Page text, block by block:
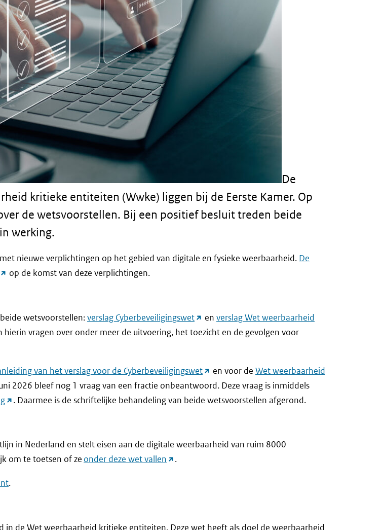
De
kritieke entiteiten (Wwke) liggen bij de Eerste Kamer. Op
de wetsvoorstellen. Bij een positief besluit treden beide
werking.
nieuwe verplichtingen op het gebied van digitale en fysieke weerbaarheid. De
(link
website)
op de komst van deze verplichtingen.
wetsvoorstellen:verslag Cyberbeveiligingswet(link
naar
en verslag Wet weerbaarheid
hierin vragen over onder meer de uitvoering, het toezicht en de gevolgen voor
van het verslag voor de Cyberbeveiligingswet(link
naar
andere
en voor de Wet weerbaarheid
2026 bleef nog 1 vraag van een fractie onbeantwoord. Deze vraag is inmiddels
(link
website)
. Daarmee is de schriftelijke behandeling van beide wetsvoorstellen afgerond.
in Nederland en stelt eisen aan de digitale weerbaarheid van ruim 8000
om te toetsen of ze onder deze wet vallen (link.
.
in de Wet weerbaarheid kritieke entiteiten. Deze wet heeft als doel de weerbaarheid